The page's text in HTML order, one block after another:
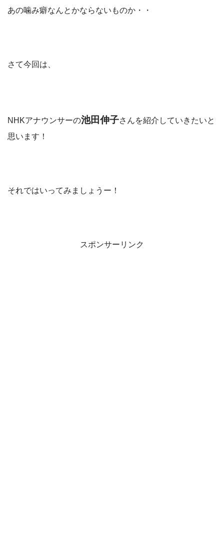
あの噛み癖なんとかならないものか・・
さて今回は、
NHKアナウンサーの池田伸子さんを紹介していきたいと
思います！
それではいってみましょうー！
スポンサーリンク